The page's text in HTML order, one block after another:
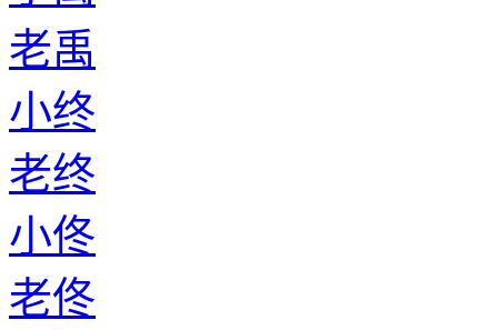
老禹
小终
老终
小佟
老佟